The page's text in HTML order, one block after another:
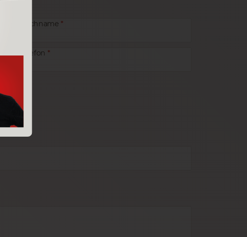
Nachname
Telefon